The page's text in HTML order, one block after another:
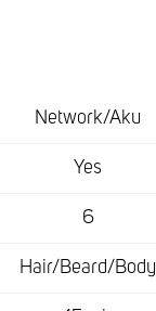
Network/Aku
Yes
6
Hair/Beard/Body